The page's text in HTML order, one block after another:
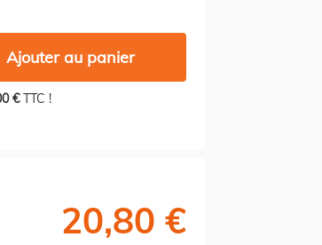
Ajouter au panier
€TTC !
20,80 €